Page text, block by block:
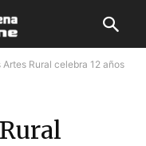
Artes Rural celebra 12 años